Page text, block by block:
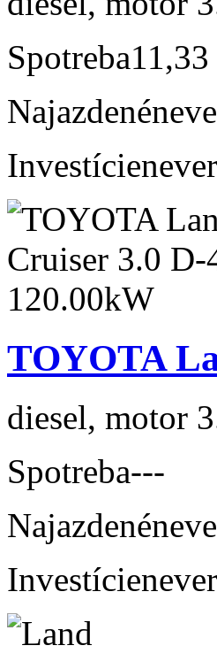
Spotreba
Najazdené
Investície
TOYOTA
diesel, motor
Spotreba---
Najazdené
Investície